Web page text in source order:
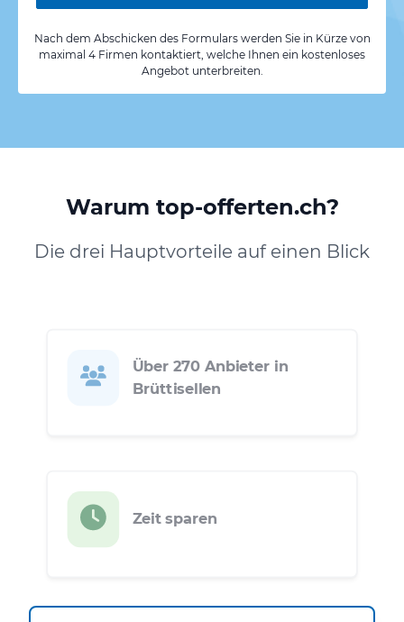
Nach dem Abschicken des Formulars werden Sie in Kürze von
maximal 4 Firmen kontaktiert, welche Ihnen ein kostenloses
Angebot unterbreiten.
Warum top-offerten.ch?
Die drei Hauptvorteile auf einen Blick
Über 270 Anbieter in
Brüttisellen
Zeit sparen